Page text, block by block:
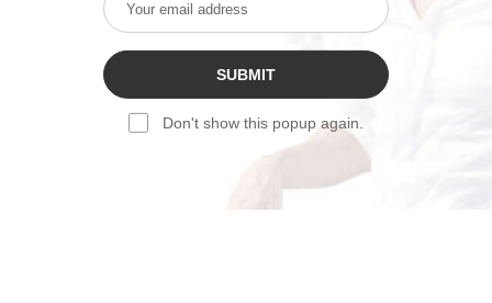
SUBMIT
Don't show this popup again.